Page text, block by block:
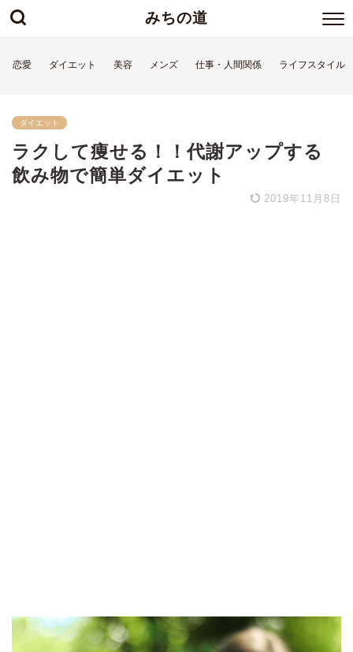
みちの道
恋愛 ダイエット 美容 メンズ 仕事・人間関係 ライフスタイル
ダイエット
ラクして痩せる！！代謝アップする
飲み物で簡単ダイエット
2019年11月8日